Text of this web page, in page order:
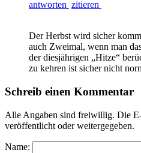
antworten zitieren
Der Herbst wird sicher
auch Zweimal, wenn man
der diesjährigen „Hitze“
zu kehren ist sicher nicht
Schreib einen Kommentar
Alle Angaben sind freiwillig. Die
veröffentlicht oder weitergegeben.
Name: